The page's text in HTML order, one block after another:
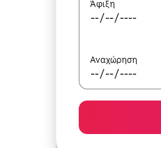
Άφιξη
Αναχώρηση